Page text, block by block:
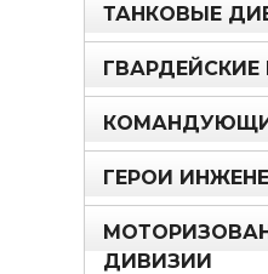
ТАНКОВЫЕ
ГЕРОИ
ДИВИЗИИ